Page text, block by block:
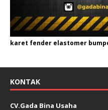
karet fender elastomer
KONTAK
CV.Gada Bina Usaha